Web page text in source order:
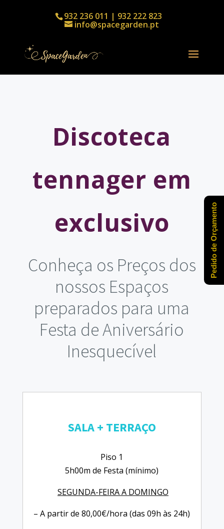
932 236 011 | 932 222 823
info@spacegarden.pt
Discoteca
tennager em
exclusivo
Conheça os Preços dos
nossos Espaços
preparados para uma
Festa de Aniversário
Inesquecível
SALA + TERRAÇO
Piso 1
5h00m de Festa (mínimo)
SEGUNDA-FEIRA A DOMINGO
– A partir de 80,00€/hora (das 09h às 24h)
Pedido de Orçamento